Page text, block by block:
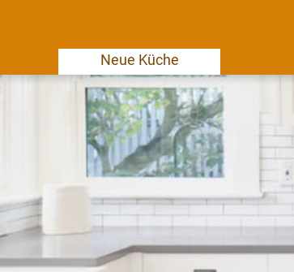
Neue Küche